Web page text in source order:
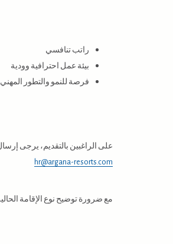
راتب تنافسي
بيئة عمل احترافية وودية
فرصة للنمو والتطور المهني
على الراغبين بالتقديم، يرجى
hr@argana-resorts.com
مع ضرورة توضيح نوع الإقامة